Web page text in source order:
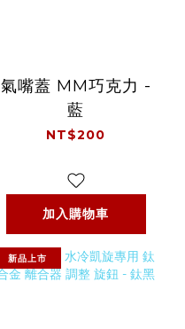
氣嘴蓋 MM巧克力 -
藍
NT$200
加入購物車
新品上市